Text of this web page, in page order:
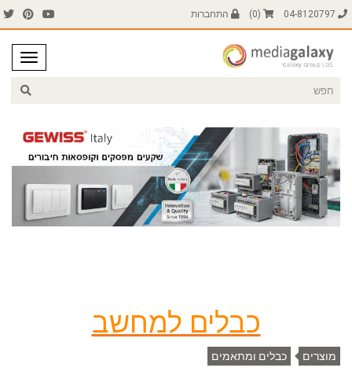
(
0
) התחברות
כבלים למחשב
מוצרים כבלים ומתאמים